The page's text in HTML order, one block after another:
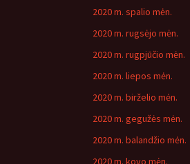
2020 m. spalio mėn.
2020 m. rugsėjo mėn.
2020 m. rugpjūčio mėn.
2020 m. liepos mėn.
2020 m. birželio mėn.
2020 m. gegužės mėn.
2020 m. balandžio mėn.
2020 m. kovo mėn.